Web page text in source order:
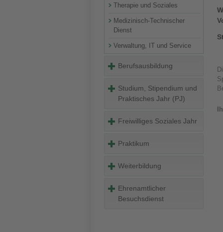
Therapie und Soziales
Medizinisch-Technischer
Dienst
Verwaltung, IT und Service
Berufsausbildung
Studium, Stipendium und
Praktisches Jahr (PJ)
Freiwilliges Soziales Jahr
Praktikum
Weiterbildung
Ehrenamtlicher
Besuchsdienst